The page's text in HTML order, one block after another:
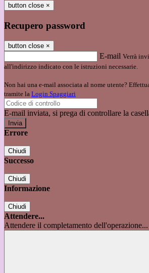
button close ×
Recupero password
button close ×
E-mail Verrà
all'indirizzo indicato con le istruzioni necessarie.
Non hai una e-mail associata al nome utente?
tramite la Login Spaggiari
E-mail inviata, si prega di controllare la
Errore
Chiudi
Successo
Chiudi
Informazione
Chiudi
Attendere...
Attendere il completamento dell'operazione...